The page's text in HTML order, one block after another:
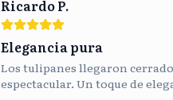
Ricardo P.
Elegancia pura
Los tulipanes llegaron
espectacular. Un toque de